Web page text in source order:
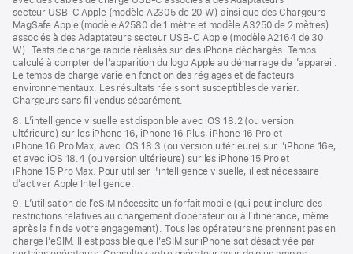
secteur USB‑C Apple (modèle A2305 de 20 W) ainsi que des Chargeurs
MagSafe Apple (modèle A2580 de 1 mètre et modèle A3250 de 2 mètres)
associés à des Adaptateurs secteur USB‑C Apple (modèle A2164 de 30
W). Tests de charge rapide réalisés sur des iPhone déchargés. Temps
calculé à compter de l’apparition du logo Apple au démarrage de l’appareil.
Le temps de charge varie en fonction des réglages et de facteurs
environnementaux. Les résultats réels sont susceptibles de varier.
Chargeurs sans fil vendus séparément.
8. L’intelligence visuelle est disponible avec iOS 18.2 (ou version
ultérieure) sur les iPhone 16, iPhone 16 Plus, iPhone 16 Pro et
iPhone 16 Pro Max, avec iOS 18.3 (ou version ultérieure) sur l’iPhone 16e,
et avec iOS 18.4 (ou version ultérieure) sur les iPhone 15 Pro et
iPhone 15 Pro Max. Pour utiliser l'intelligence visuelle, il est nécessaire
d’activer Apple Intelligence.
9. L’utilisation de l’eSIM nécessite un forfait mobile (qui peut inclure des
restrictions relatives au changement d’opérateur ou à l’itinérance, même
après la fin de votre engagement). Tous les opérateurs ne prennent pas en
charge l’eSIM. Il est possible que l’eSIM sur iPhone soit désactivée par